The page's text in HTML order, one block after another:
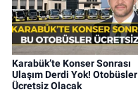
Karabük’te Konser Sonrası
Ulaşım Derdi Yok! Otobüsler
Ücretsiz Olacak